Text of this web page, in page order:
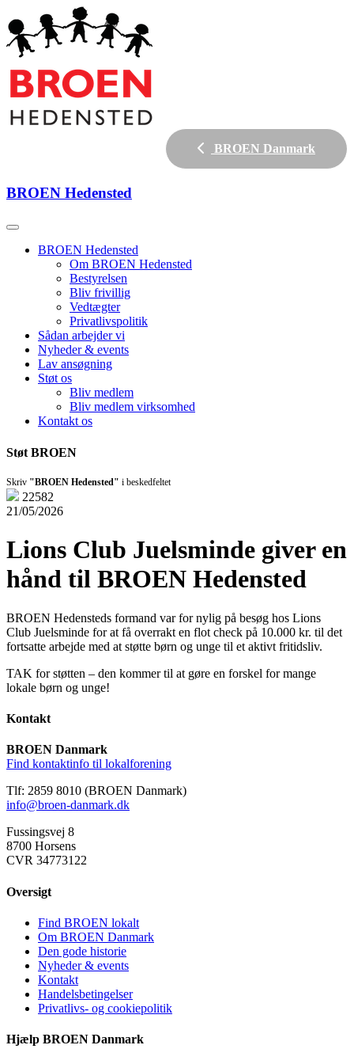
BROEN Danmark
BROEN Hedensted
BROEN Hedensted
Om BROEN Hedensted
Bestyrelsen
Bliv frivillig
Vedtægter
Privatlivspolitik
Sådan arbejder vi
Nyheder & events
Lav ansøgning
Støt os
Bliv medlem
Bliv medlem virksomhed
Kontakt os
Støt BROEN
Skriv "BROEN Hedensted" i beskedfeltet
22582
21/05/2026
Lions Club Juelsminde giver en
hånd til BROEN Hedensted
BROEN Hedensteds formand var for nylig på besøg hos Lions
Club Juelsminde for at få overrakt en flot check på 10.000 kr. til det
fortsatte arbejde med at støtte børn og unge til et aktivt fritidsliv.
TAK for støtten – den kommer til at gøre en forskel for mange
lokale børn og unge!
Kontakt
BROEN Danmark
Find kontaktinfo til lokalforening
Tlf: 2859 8010 (BROEN Danmark)
info@broen-danmark.dk
Fussingsvej 8
8700 Horsens
CVR 34773122
Oversigt
Find BROEN lokalt
Om BROEN Danmark
Den gode historie
Nyheder & events
Kontakt
Handelsbetingelser
Privatlivs- og cookiepolitik
Hjælp BROEN Danmark